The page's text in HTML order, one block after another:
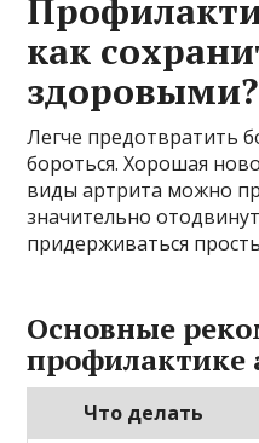
как
здоровыми?
Легче предотвратить
бороться. Хорошая
виды артрита можно
значительно
придерживаться
Основные
профилактике
Что делать